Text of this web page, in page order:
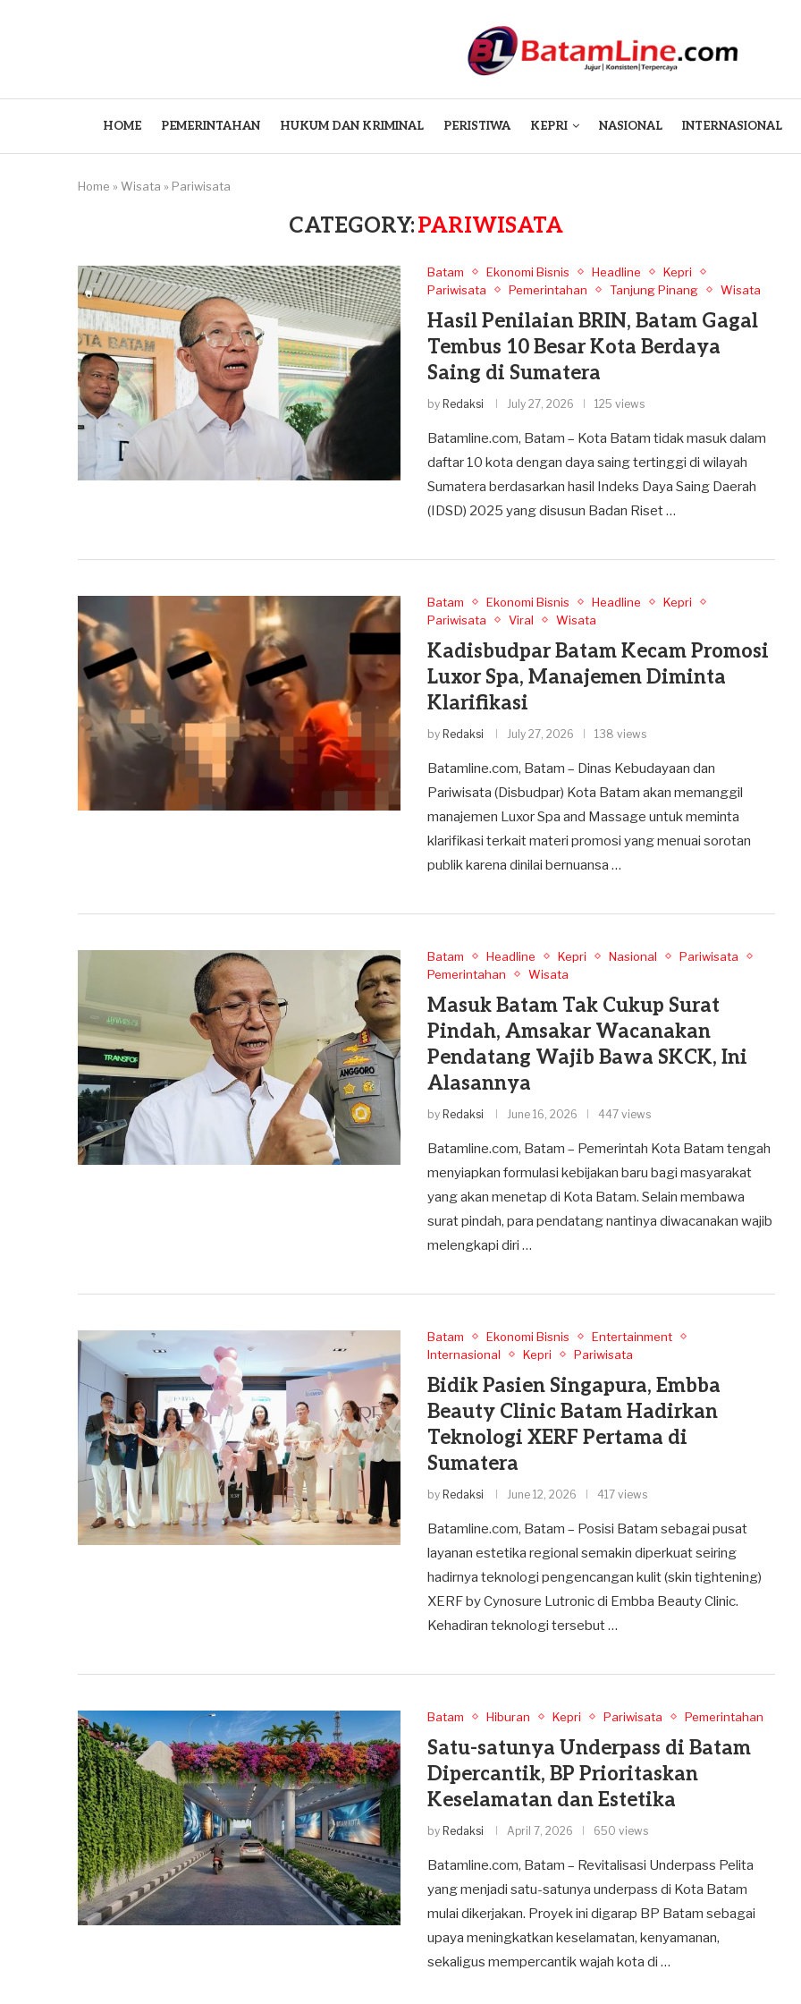
HOME PEMERINTAHAN HUKUM DAN KRIMINAL PERISTIWA KEPRI NASIONAL INTERNASIONAL
Home » Wisata » Pariwisata
CATEGORY:PARIWISATA
Batam Ekonomi Bisnis Headline
Kepri
Pariwisata
Pemerintahan Tanjung Pinang Wisata
Hasil Penilaian BRIN, Batam Gagal
Tembus 10 Besar Kota Berdaya
Saing di Sumatera
by Redaksi July 27, 2026 125 views
Batamline.com, Batam – Kota Batam tidak masuk dalam
daftar 10 kota dengan daya saing tertinggi di wilayah
Sumatera berdasarkan hasil Indeks Daya Saing Daerah
(IDSD) 2025 yang disusun Badan Riset …
Batam Ekonomi Bisnis Headline
Kepri
Pariwisata
Viral Wisata
Kadisbudpar Batam Kecam Promosi
Luxor Spa, Manajemen Diminta
Klarifikasi
by Redaksi July 27, 2026 138 views
Batamline.com, Batam – Dinas Kebudayaan dan
Pariwisata (Disbudpar) Kota Batam akan memanggil
manajemen Luxor Spa and Massage untuk meminta
klarifikasi terkait materi promosi yang menuai sorotan
publik karena dinilai bernuansa …
Batam Headline Kepri Nasional
Pariwisata
Pemerintahan
Wisata
Masuk Batam Tak Cukup Surat
Pindah, Amsakar Wacanakan
Pendatang Wajib Bawa SKCK, Ini
Alasannya
by Redaksi June 16, 2026 447 views
Batamline.com, Batam – Pemerintah Kota Batam tengah
menyiapkan formulasi kebijakan baru bagi masyarakat
yang akan menetap di Kota Batam. Selain membawa
surat pindah, para pendatang nantinya diwacanakan wajib
melengkapi diri …
Batam Ekonomi Bisnis
Entertainment
Internasional
Kepri Pariwisata
Bidik Pasien Singapura, Embba
Beauty Clinic Batam Hadirkan
Teknologi XERF Pertama di
Sumatera
by Redaksi June 12, 2026 417 views
Batamline.com, Batam – Posisi Batam sebagai pusat
layanan estetika regional semakin diperkuat seiring
hadirnya teknologi pengencangan kulit (skin tightening)
XERF by Cynosure Lutronic di Embba Beauty Clinic.
Kehadiran teknologi tersebut …
Batam Hiburan Kepri Pariwisata Pemerintahan
Satu-satunya Underpass di Batam
Dipercantik, BP Prioritaskan
Keselamatan dan Estetika
by Redaksi April 7, 2026 650 views
Batamline.com, Batam – Revitalisasi Underpass Pelita
yang menjadi satu-satunya underpass di Kota Batam
mulai dikerjakan. Proyek ini digarap BP Batam sebagai
upaya meningkatkan keselamatan, kenyamanan,
sekaligus mempercantik wajah kota di …